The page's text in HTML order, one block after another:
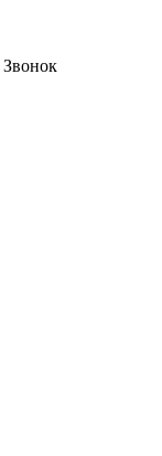
Звонок